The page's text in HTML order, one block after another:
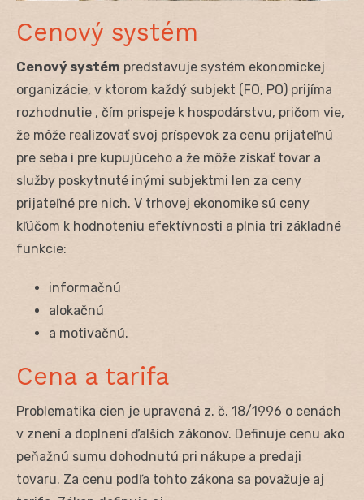
Cenový systém
Cenový systém predstavuje systém ekonomickej
organizácie, v ktorom každý subjekt (FO, PO) prijíma
rozhodnutie , čím prispeje k hospodárstvu, pričom vie,
že môže realizovať svoj príspevok za cenu prijateľnú
pre seba i pre kupujúceho a že môže získať tovar a
služby poskytnuté inými subjektmi len za ceny
prijateľné pre nich. V trhovej ekonomike sú ceny
kľúčom k hodnoteniu efektívnosti a plnia tri základné
funkcie:
informačnú
alokačnú
a motivačnú.
Cena a tarifa
Problematika cien je upravená z. č. 18/1996 o cenách
v znení a doplnení ďalších zákonov. Definuje cenu ako
peňažnú sumu dohodnutú pri nákupe a predaji
tovaru. Za cenu podľa tohto zákona sa považuje aj